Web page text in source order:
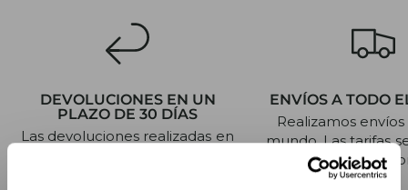
DEVOLUCIONES EN UN
PLAZO DE 30 DÍAS
Las devoluciones realizadas en
ENVÍOS A TODO
Realizamos
mundo. Las tarifas
al finalizar la